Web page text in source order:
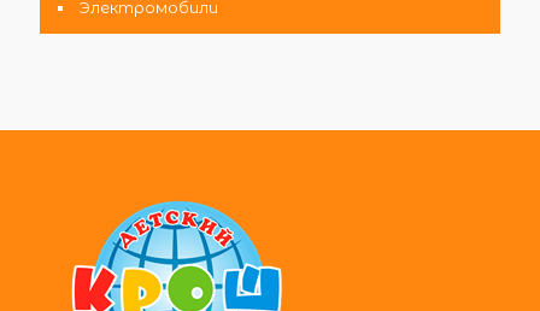
Электромобили